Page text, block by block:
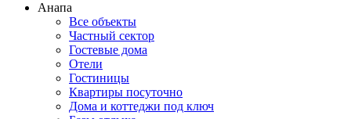
Анапа
Все объекты
Частный сектор
Гостевые дома
Отели
Гостиницы
Квартиры посуточно
Дома и коттеджи под ключ